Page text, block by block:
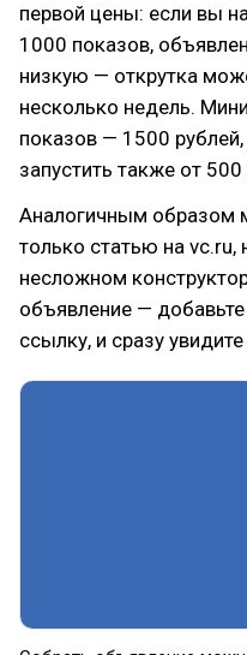
первой цены: если вы
1000 показов,
низкую — открутка
несколько недель.
показов — 1500
запустить также от 500
Аналогичным образом
только статью на vc.ru,
несложном
объявление —
ссылку, и сразу